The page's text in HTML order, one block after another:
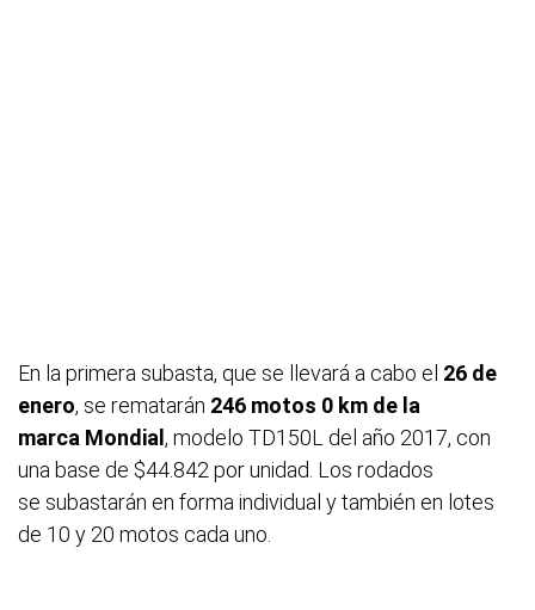
En la primera subasta, que se llevará a cabo el 26 de
enero, se rematarán 246 motos 0 km de la
marca Mondial , modelo TD150L del año 2017, con
una base de $44.842 por unidad. Los rodados
se subastarán en forma individual y también en lotes
de 10 y 20 motos cada uno.